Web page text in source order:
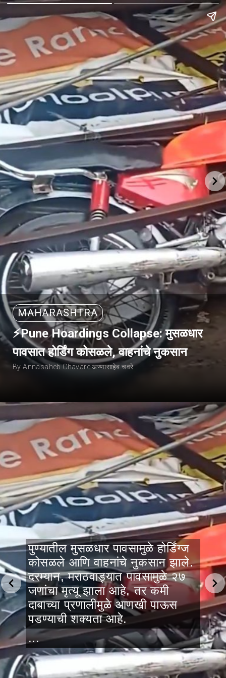
MAHARASHTRA
⚡Pune Hoardings Collapse: मुसळधार
पावसात होर्डिंग कोसळले, वाहनांचे नुकसान
By Annasaheb Chavare अण्णासाहेब चवरे
पुण्यातील मुसळधार पावसामुळे होर्डिंग्ज
कोसळले आणि वाहनांचे नुकसान झाले.
दरम्यान, मराठवाड्यात पावसामुळे २७
जणांचा मृत्यू झाला आहे, तर कमी
दाबाच्या प्रणालीमुळे आणखी पाऊस
पडण्याची शक्यता आहे.
...